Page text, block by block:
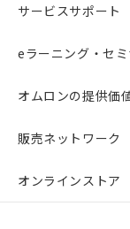
サービスサポート
eラーニング・セミ
オムロンの提供価
販売ネットワーク
オンラインストア